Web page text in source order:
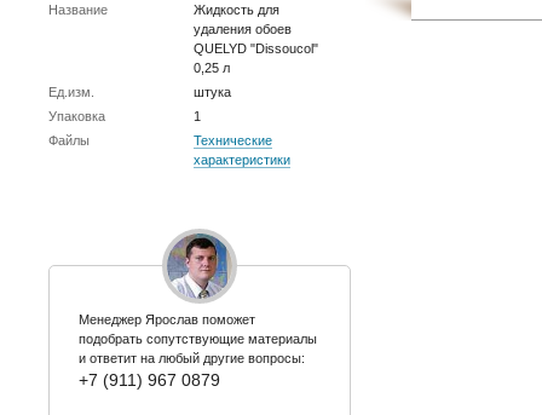
Название
Жидкость для
удаления обоев
QUELYD "Dissoucol"
0,25 л
Ед.изм.
штука
Упаковка
1
Файлы
Технические
характеристики
Менеджер Ярослав поможет
подобрать сопутствующие материалы
и ответит на любый другие вопросы:
+7 (911) 967 0879